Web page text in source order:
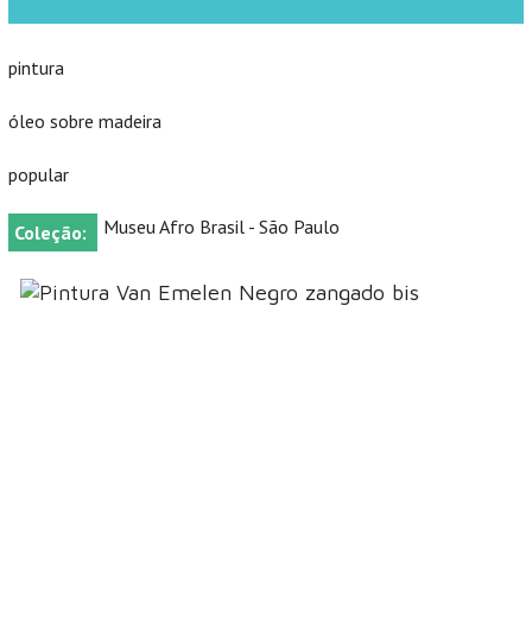
pintura
óleo sobre madeira
popular
Coleção: Museu Afro Brasil - São Paulo